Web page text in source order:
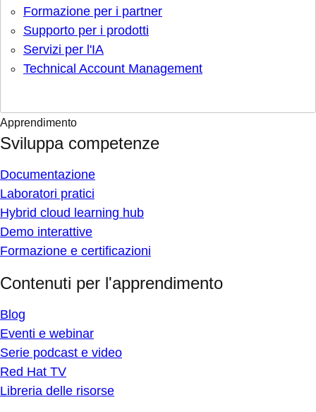
Formazione per i partner
Supporto per i prodotti
Servizi per l'IA
Technical Account Management
Apprendimento
Sviluppa competenze
Documentazione
Laboratori pratici
Hybrid cloud learning hub
Demo interattive
Formazione e certificazioni
Contenuti per l'apprendimento
Blog
Eventi e webinar
Serie podcast e video
Red Hat TV
Libreria delle risorse